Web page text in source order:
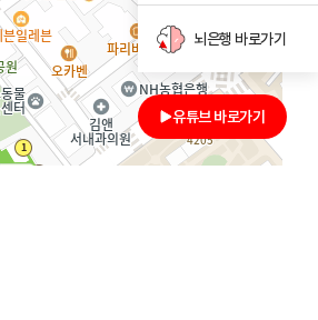
뇌은행 바로가기
유튜브 바로가기